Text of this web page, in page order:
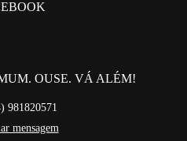
OUSE. VÁ ALÉM!
981820571
mensagem